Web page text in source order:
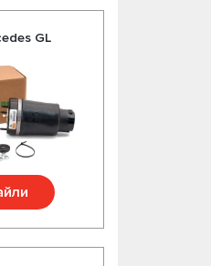
от над 200
GL